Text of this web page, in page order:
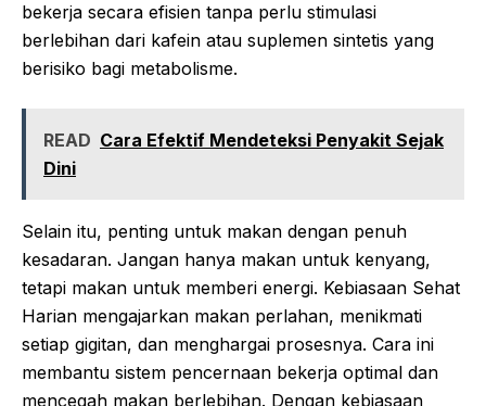
bekerja secara efisien tanpa perlu stimulasi
berlebihan dari kafein atau suplemen sintetis yang
berisiko bagi metabolisme.
READ Cara Efektif Mendeteksi Penyakit Sejak
Dini
Selain itu, penting untuk makan dengan penuh
kesadaran. Jangan hanya makan untuk kenyang,
tetapi makan untuk memberi energi. Kebiasaan Sehat
Harian mengajarkan makan perlahan, menikmati
setiap gigitan, dan menghargai prosesnya. Cara ini
membantu sistem pencernaan bekerja optimal dan
mencegah makan berlebihan. Dengan kebiasaan